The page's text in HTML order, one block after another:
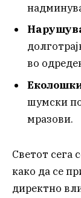
во
шумски
мразови.
Светот сега
како да се
директно